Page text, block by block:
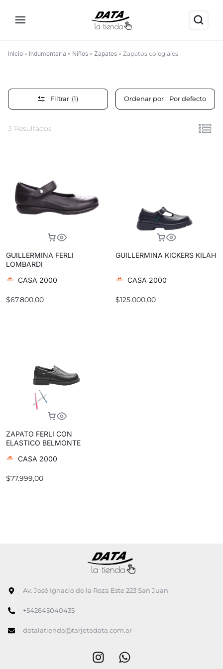
Inicio » Indumentaria » Niños » Zapatos » Zapatos colegiales
Zapatos
colegiales
Filtrar (1) Ordenar por : Por defecto
3 Resultados
GUILLERMINA FERLI
LOMBARDI
CASA 2000
$67.800,00
GUILLERMINA KICKERS KILAH
CASA 2000
$125.000,00
ZAPATO FERLI CON
ELASTICO BELMONTE
CASA 2000
$77.999,00
Av. José Ignacio de la Roza Este 223 San Juan
+542645040435
datalatienda@tarjetadata.com.ar